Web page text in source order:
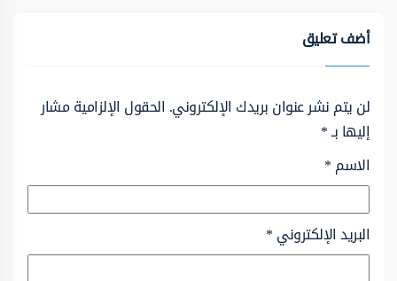
أضف تعليق
لن يتم نشر عنوان بريدك الإلكتروني. الحقول الإلزامية مشار
إليها بـ*
الاسم*
البريد الإلكتروني*